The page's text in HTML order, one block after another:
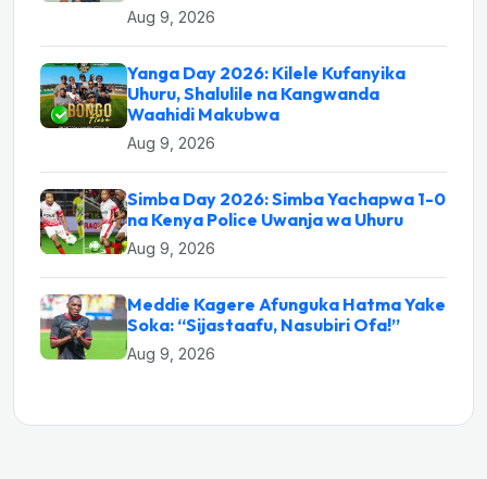
Aug 9, 2026
Yanga Day 2026: Kilele Kufanyika
Uhuru, Shalulile na Kangwanda
Waahidi Makubwa
Aug 9, 2026
Simba Day 2026: Simba Yachapwa 1-0
na Kenya Police Uwanja wa Uhuru
Aug 9, 2026
Meddie Kagere Afunguka Hatma Yake
Soka: “Sijastaafu, Nasubiri Ofa!”
Aug 9, 2026